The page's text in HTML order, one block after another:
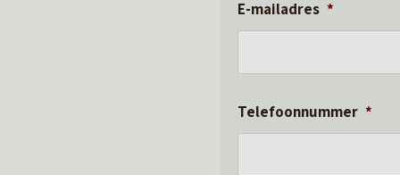
E-mailadres *
Telefoonnummer *